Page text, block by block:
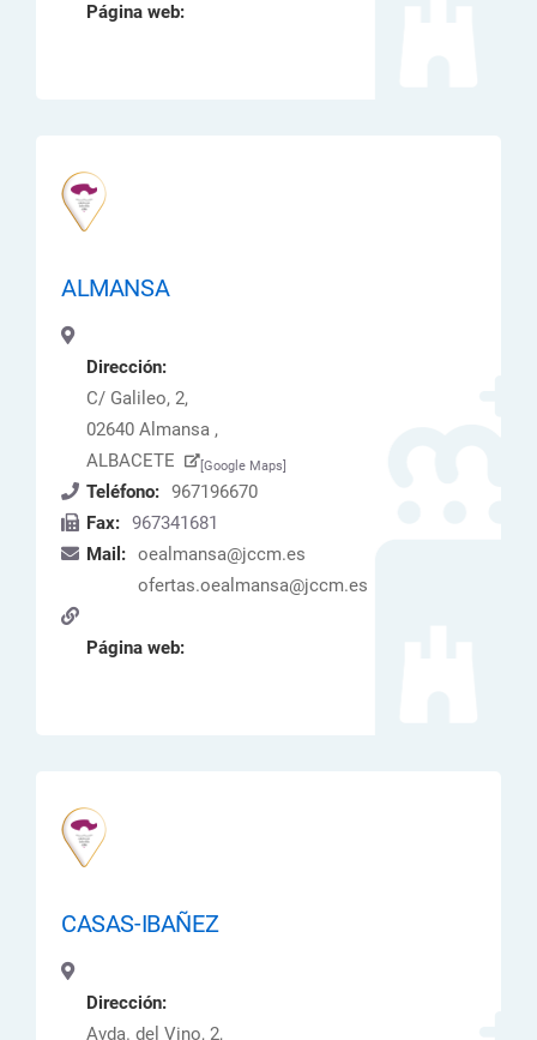
Página web:
ALMANSA
Dirección:
C/ Galileo, 2,
02640 Almansa ,
ALBACETE
[Google Maps]
Teléfono: 967196670
Fax: 967341681
Mail: oealmansa@jccm.es
ofertas.oealmansa@jccm.es
Página web:
CASAS-IBAÑEZ
Dirección:
Avda. del Vino, 2,